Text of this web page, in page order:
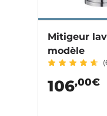
Mitigeur
modèle
106,00€